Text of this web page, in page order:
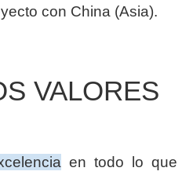
con China (Asia).
VALORES
en todo lo que